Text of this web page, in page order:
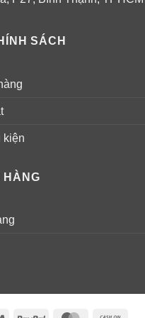
SÁCH
kiện
HÀNG